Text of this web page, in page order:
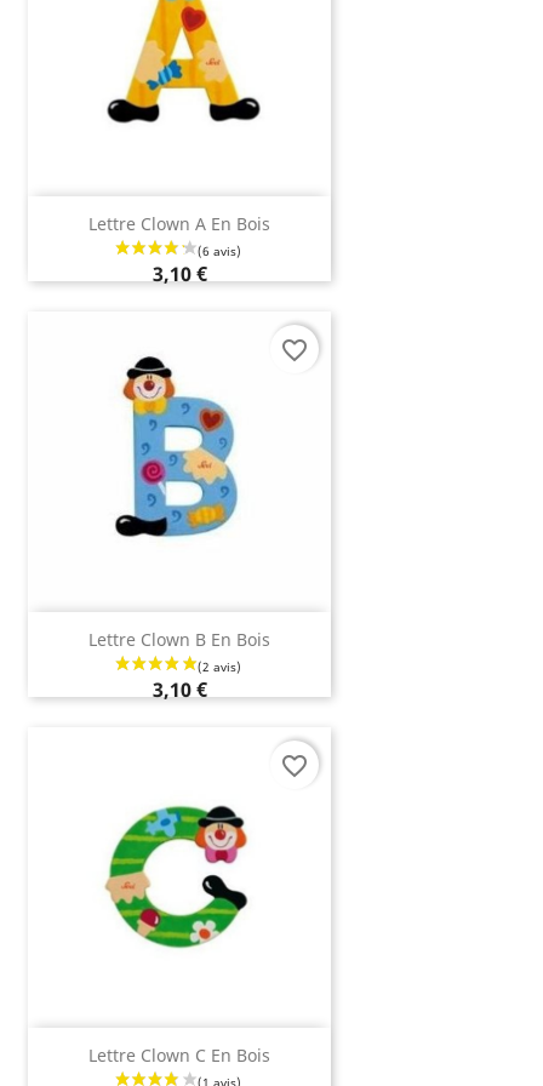
Lettre Clown A En Bois
3,10 €
Lettre Clown B En Bois
3,10 €
favorite_border
Lettre Clown C En Bois
favorite_border